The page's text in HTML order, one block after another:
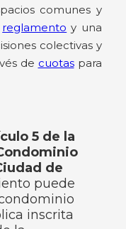
comunes y
reglamento y una
colectivas y
de cuotaspara
5 de la
de
puede
inscrita